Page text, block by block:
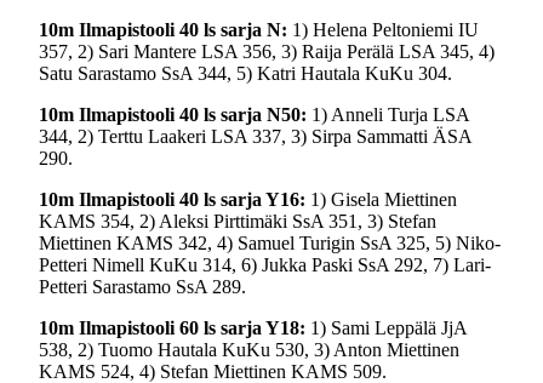
10m Ilmapistooli 40 ls sarja N: 1) Helena Peltoniemi IU
357, 2) Sari Mantere LSA 356, 3) Raija Perälä LSA 345, 4)
Satu Sarastamo SsA 344, 5) Katri Hautala KuKu 304.
10m Ilmapistooli 40 ls sarja N50: 1) Anneli Turja LSA
344, 2) Terttu Laakeri LSA 337, 3) Sirpa Sammatti ÄSA
290.
10m Ilmapistooli 40 ls sarja Y16: 1) Gisela Miettinen
KAMS 354, 2) Aleksi Pirttimäki SsA 351, 3) Stefan
Miettinen KAMS 342, 4) Samuel Turigin SsA 325, 5) Niko-
Petteri Nimell KuKu 314, 6) Jukka Paski SsA 292, 7) Lari-
Petteri Sarastamo SsA 289.
10m Ilmapistooli 60 ls sarja Y18: 1) Sami Leppälä JjA
538, 2) Tuomo Hautala KuKu 530, 3) Anton Miettinen
KAMS 524, 4) Stefan Miettinen KAMS 509.